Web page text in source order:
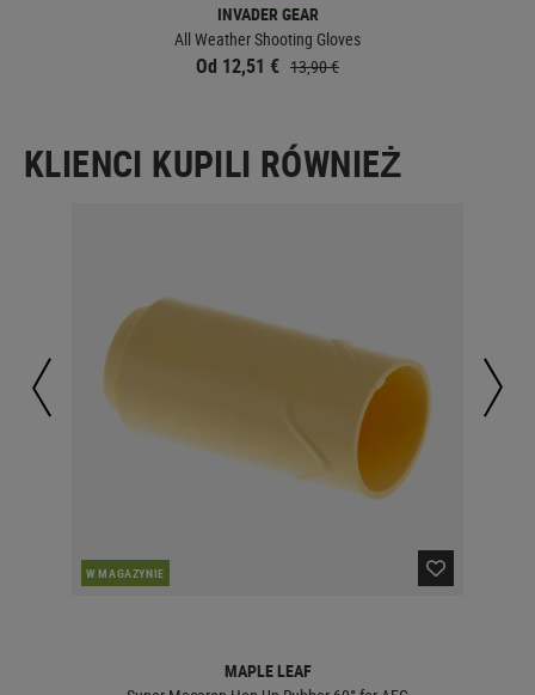
INVADER GEAR
All Weather Shooting Gloves
Od 12,51 € 13,90 €
KLIENCI KUPILI RÓWNIEŻ
W MAGAZYNIE
MAPLE LEAF